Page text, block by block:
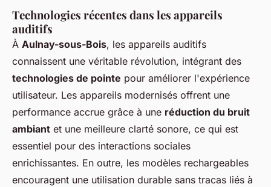
Technologies récentes dans les appareils
auditifs
À Aulnay-sous-Bois, les appareils auditifs
connaissent une véritable révolution, intégrant des
technologies de pointe pour améliorer l'expérience
utilisateur. Les appareils modernisés offrent une
performance accrue grâce à une réduction du bruit
ambiant et une meilleure clarté sonore, ce qui est
essentiel pour des interactions sociales
enrichissantes. En outre, les modèles rechargeables
encouragent une utilisation durable sans tracas liés à